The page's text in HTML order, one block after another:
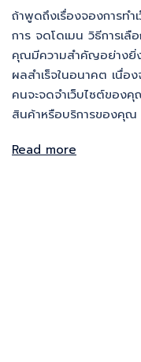
ถ้าพูดถึงเรื่องจองการท
การ จดโดเมน วิธีการเลื
คุณมีความสำคัญอย่างยิ่ง
ผลสำเร็จในอนาคต เนื่อ
คนจะจดจำเว็บไซต์ของ
สินค้าหรือบริการของคุณ
Read more